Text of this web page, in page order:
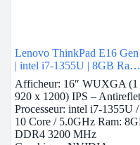
Lenovo ThinkPad E16 Gen
| intel i7-1355U | 8GB Ram |
Nvidia MX550 | 512GB
SSD
Afficheur: 16″ WUXGA (1
920 x 1200) IPS – Antireflet
Processeur: intel i7-1355U /
10 Core / 5.0GHz Ram:
DDR4 3200 MHz